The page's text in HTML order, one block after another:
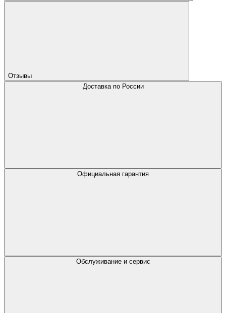
Отзывы
Доставка по России
Официальная гарантия
Обслуживание и сервис